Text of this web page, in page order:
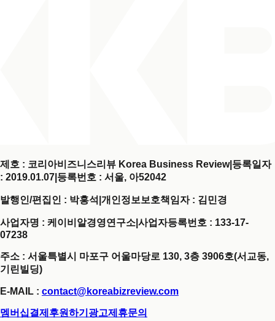
제호 : 코리아비즈니스리뷰 Korea Business Review| 등록일자
: 2019.01.07 등록번호 : 서울, 아52042
발행인/편집인 : 박홍석 개인정보보호책임자 : 김민경
사업자명 : 케이비알경영연구소 사업자등록번호 : 133-17-
07238
주소 : 서울특별시 마포구 어울마당로 130, 3층 3906호(서교동,
기린빌딩)
E-MAIL : contact@koreabizreview.com
멤버십결제 후원하기 광고제휴문의